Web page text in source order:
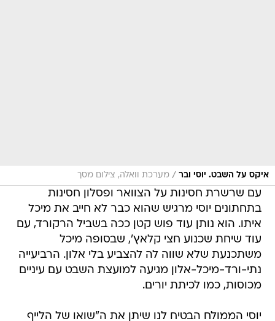
איקס על השבט. יוסי ובר / מערכת וואלה, צילום מסך
עם שרשרת חסינות על הצוואר ופסלון חסינות
בתחתונים יוסי מרגיש שהוא כבר לא חייב את מיכל
איתו. הוא נותן עוד פוש קטן ככה בשביל הרקורד, עם
עוד שיחת שכנוע חצי קלאץ', שבסופה מיכל
משתכנעת שלא שווה לה להצביע בלי אלון. הרביעייה
נתי-ורד-מיכל-אלון מגיעה למועצת השבט עם עיניים
מכוסות, כמו לכיתת יורים.
יוסי הממולח הבטיח לנו שיתן את ה"שואו של הלייף